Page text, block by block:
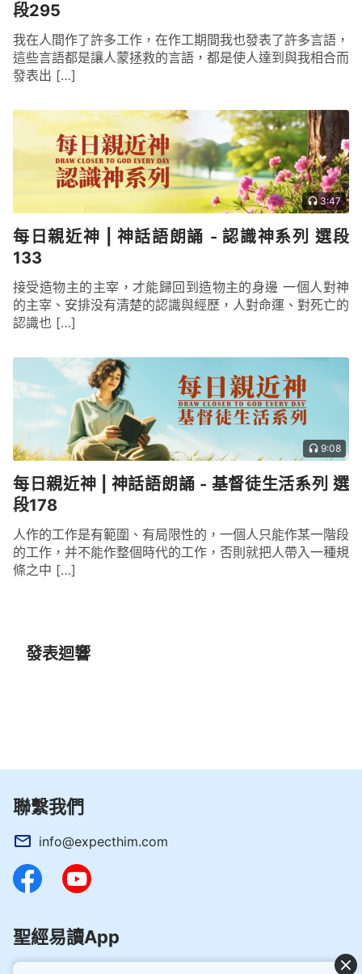
段295
我在人間作了許多工作，在作工期間我也發表了許多言語，
這些言語都是讓人蒙拯救的言語，都是使人達到與我相合而
發表出 […]
3:47
每日親近神 | 神話語朗誦 - 認識神系列 選段
133
接受造物主的主宰，才能歸回到造物主的身邊 一個人對神
的主宰、安排没有清楚的認識與經歷，人對命運、對死亡的
認識也 […]
9:08
每日親近神 | 神話語朗誦 - 基督徒生活系列 選
段178
人作的工作是有範圍、有局限性的，一個人只能作某一階段
的工作，并不能作整個時代的工作，否則就把人帶入一種規
條之中 […]
發表迴響
聯繫我們
info@expecthim.com
聖經易讀App